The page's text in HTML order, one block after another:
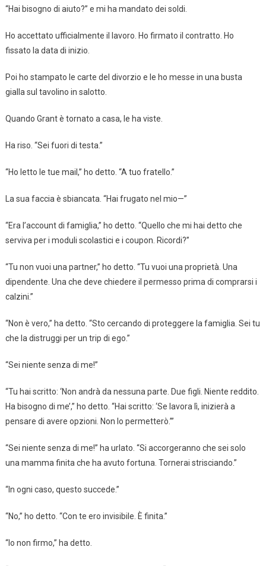
“Hai bisogno di aiuto?” e mi ha mandato dei soldi.
Ho accettato ufficialmente il lavoro. Ho firmato il contratto. Ho
fissato la data di inizio.
Poi ho stampato le carte del divorzio e le ho messe in una busta
gialla sul tavolino in salotto.
Quando Grant è tornato a casa, le ha viste.
Ha riso. “Sei fuori di testa.”
“Ho letto le tue mail,” ho detto. “A tuo fratello.”
La sua faccia è sbiancata. “Hai frugato nel mio—”
“Era l’account di famiglia,” ho detto. “Quello che mi hai detto che
serviva per i moduli scolastici e i coupon. Ricordi?”
“Tu non vuoi una partner,” ho detto. “Tu vuoi una proprietà. Una
dipendente. Una che deve chiedere il permesso prima di comprarsi i
calzini.”
“Non è vero,” ha detto. “Sto cercando di proteggere la famiglia. Sei tu
che la distruggi per un trip di ego.”
“Sei niente senza di me!”
“Tu hai scritto: ‘Non andrà da nessuna parte. Due figli. Niente reddito.
Ha bisogno di me’,” ho detto. “Hai scritto: ‘Se lavora lì, inizierà a
pensare di avere opzioni. Non lo permetterò.’”
“Sei niente senza di me!” ha urlato. “Si accorgeranno che sei solo
una mamma finita che ha avuto fortuna. Tornerai strisciando.”
“In ogni caso, questo succede.”
“No,” ho detto. “Con te ero invisibile. È finita.”
“Io non firmo,” ha detto.